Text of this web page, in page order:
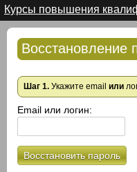
Курсы повышения
Восстановление
Шаг 1. Укажите email или
Email или логин:
Восстановить пароль